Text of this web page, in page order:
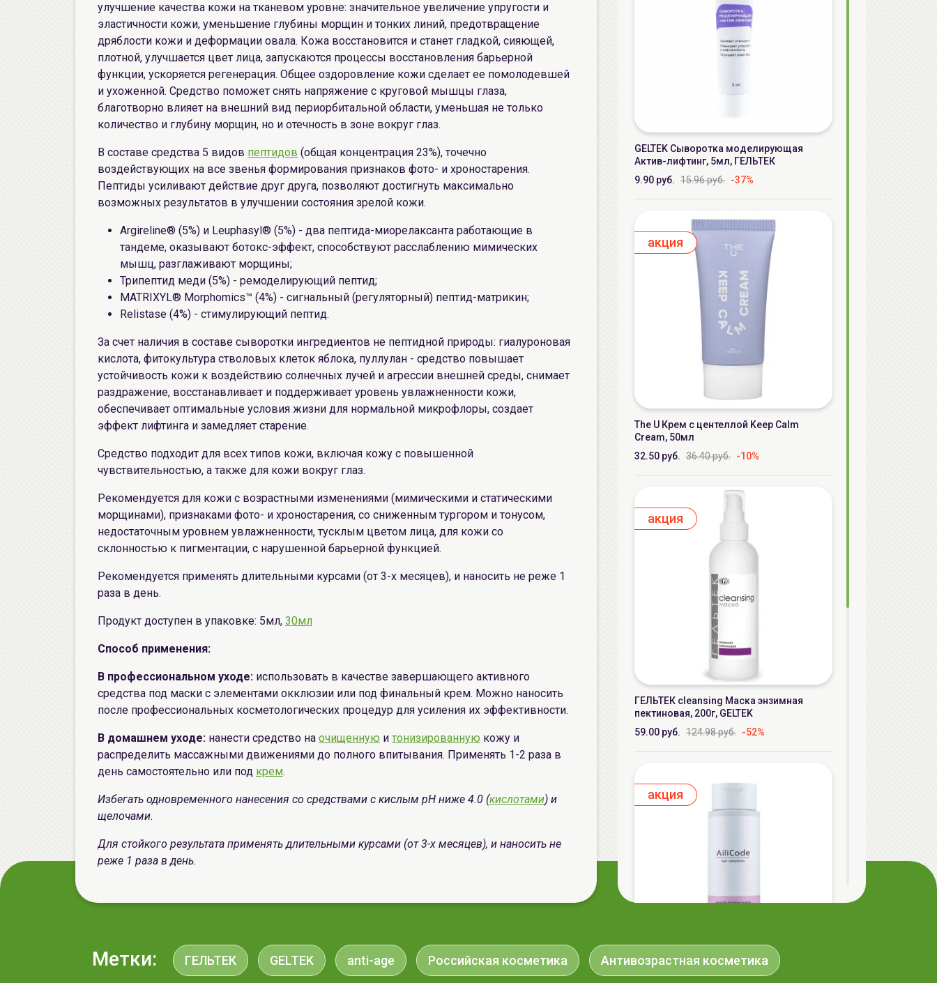
улучшение качества кожи на тканевом уровне: значительное увеличение упругости и
эластичности кожи, уменьшение глубины морщин и тонких линий, предотвращение
дряблости кожи и деформации овала. Кожа восстановится и станет гладкой, сияющей,
плотной, улучшается цвет лица, запускаются процессы восстановления барьерной
функции, ускоряется регенерация. Общее оздоровление кожи сделает ее помолодевшей
и ухоженной. Средство поможет снять напряжение с круговой мышцы глаза,
благотворно влияет на внешний вид периорбитальной области, уменьшая не только
количество и глубину морщин, но и отечность в зоне вокруг глаз.
В составе средства 5 видов пептидов (общая концентрация 23%), точечно
воздействующих на все звенья формирования признаков фото- и хроностарения.
Пептиды усиливают действие друг друга, позволяют достигнуть максимально
возможных результатов в улучшении состояния зрелой кожи.
Argireline® (5%) и Leuphasyl® (5%) - два пептида-миорелаксанта работающие в
тандеме, оказывают ботокс-эффект, способствуют расслаблению мимических
мышц, разглаживают морщины;
Трипептид меди (5%) - ремоделирующий пептид;
МATRIXYL® Morphomics™ (4%) - сигнальный (регуляторный) пептид-матрикин;
Relistase (4%) - стимулирующий пептид.
За счет наличия в составе сыворотки ингредиентов не пептидной природы: гиалуроновая
кислота, фитокультура стволовых клеток яблока, пуллулан - средство повышает
устойчивость кожи к воздействию солнечных лучей и агрессии внешней среды, снимает
раздражение, восстанавливает и поддерживает уровень увлажненности кожи,
обеспечивает оптимальные условия жизни для нормальной микрофлоры, создает
эффект лифтинга и замедляет старение.
Средство подходит для всех типов кожи, включая кожу с повышенной
чувствительностью, а также для кожи вокруг глаз.
Рекомендуется для кожи с возрастными изменениями (мимическими и статическими
морщинами), признаками фото- и хроностарения, со сниженным тургором и тонусом,
недостаточным уровнем увлажненности, тусклым цветом лица, для кожи со
склонностью к пигментации, с нарушенной барьерной функцией.
Рекомендуется применять длительными курсами (от 3-х месяцев), и наносить не реже 1
раза в день.
Продукт доступен в упаковке: 5мл, 30мл
Способ применения:
В профессиональном уходе: использовать в качестве завершающего активного
средства под маски с элементами окклюзии или под финальный крем. Можно наносить
после профессиональных косметологических процедур для усиления их эффективности.
В домашнем уходе: нанести средство на очищенную и тонизированную кожу и
распределить массажными движениями до полного впитывания. Применять 1-2 раза в
день самостоятельно или под крем.
Избегать одновременного нанесения со средствами с кислым pH ниже 4.0 (кислотами) и
щелочами.
Для стойкого результата применять длительными курсами (от 3-х месяцев), и наносить не
реже 1 раза в день.
GELTEK Сыворотка моделирующая
Актив-лифтинг, 5мл, ГЕЛЬТЕК
9.90 руб. 15.96 руб. -37%
aкция
The U Крем с центеллой Keep Calm
Cream, 50мл
32.50 руб. 36.40 руб. -10%
aкция
ГЕЛЬТЕК cleansing Маска энзимная
пектиновая, 200г, GELTEK
59.00 руб. 124.98 руб. -52%
aкция
AiliCode Бальзам для волос
Метки: ГЕЛЬТЕК GELTEK anti-age Российская косметика Антивозрастная косметика